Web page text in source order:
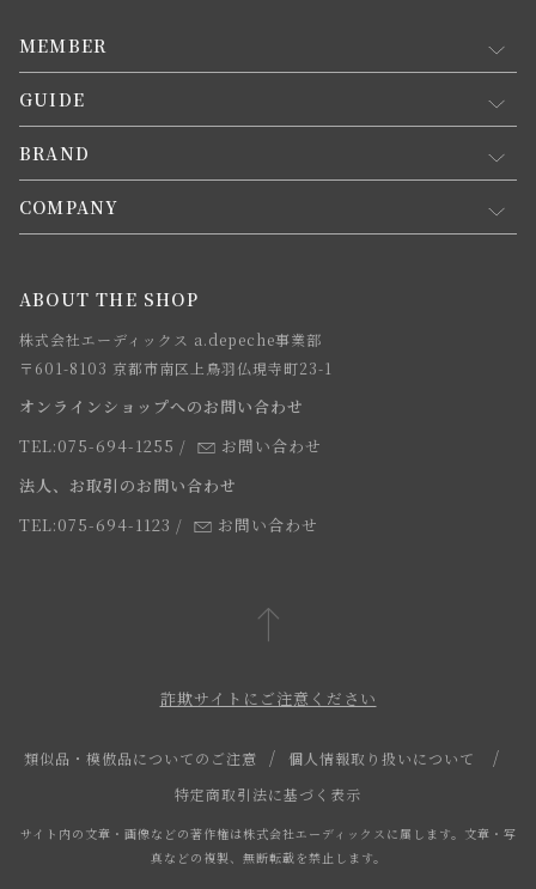
MEMBER
マイページ
新規会員登録
会員規約について
GUIDE
お買い物ガイド
会員登録について
お支払方法について
お届けについて
よくあるご質問
BRAND
コンセプト
webカタログ
COMPANY
店舗一覧
求人情報
法人のお客様
スタッフ
ABOUT THE SHOP
株式会社エーディックス a.depeche事業部
〒601-8103 京都市南区上鳥羽仏現寺町23-1
オンラインショップへのお問い合わせ
TEL:075-694-1255 /
お問い合わせ
法人、お取引のお問い合わせ
TEL:075-694-1123 / お問い合わせ
詐欺サイトにご注意ください
類似品・模倣品についてのご注意
個人情報取り扱いについて
特定商取引法に基づく表示
サイト内の文章・画像などの著作権は株式会社エーディックスに属します。文章・写
真などの複製、無断転載を禁止します。